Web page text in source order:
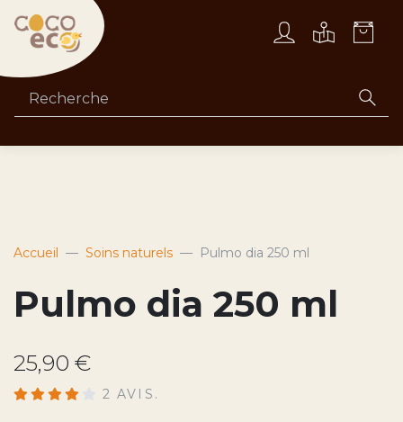
Accueil Soins naturels Pulmo dia 250 ml
Pulmo dia 250 ml
25,90 €
2 AVIS.